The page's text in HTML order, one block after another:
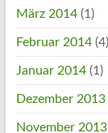
März 2014(1)
Februar 2014(4)
Januar 2014(1)
Dezember 2013
November 2013